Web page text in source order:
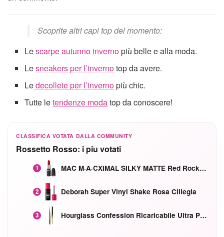
Scoprite altri capi top del momento:
Lescarpe autunno invernopiù belle e alla moda.
Lesneakers per l’invernotop da avere.
Ledecollete per l’invernopiù chic.
Tutte letendenze modatop da conoscere!
CLASSIFICA VOTATA DALLA COMMUNITY
Rossetto Rosso: i piu votati
1 MAC M·A·CXIMAL SILKY MATTE Red Rock mat
2 Deborah Super Vinyl Shake Rosa Ciliegia
3 Hourglass Confession Ricaricabile Ultra Preciso Ad Alta Intensità Secretly Classic Red